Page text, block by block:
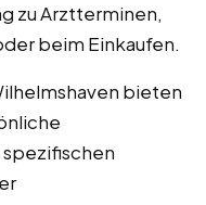
zu Arztterminen,
beim Einkaufen.
bieten
spezifischen